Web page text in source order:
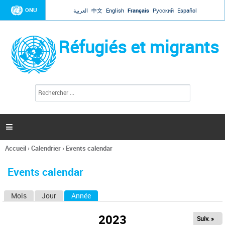
Jump to navigation
ONU العربية 中文 English Français Русский Español
Réfugiés et migrants
l
c
h
e

Vous
ici
Accueil›Calendrier› Events calendar
Events calendar
Mois Jour Année
2023 Suiv. »